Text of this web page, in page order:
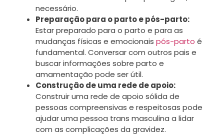
necessário.
Preparação para o parto e pós-parto:
Estar preparado para o parto e para as
mudanças físicas e emocionais pós-parto é
fundamental. Conversar com outros pais e
buscar informações sobre parto e
amamentação pode ser útil.
Construção de uma rede de apoio:
Construir uma rede de apoio sólida de
pessoas compreensivas e respeitosas pode
ajudar uma pessoa trans masculina a lidar
com as complicações da gravidez.